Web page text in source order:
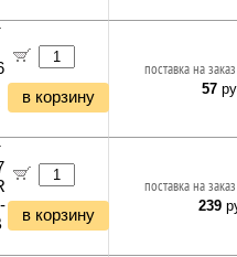
в корзину
поставка на
57
в корзину
поставка на
239